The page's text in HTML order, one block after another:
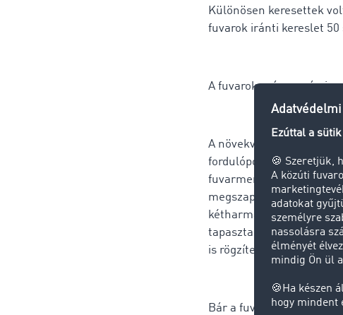
Különösen keresettek
fuvarok iránti kereslet 50
A fuvarok száma
A növekvő tendencia
fordulópontját, ami a
fuvarmennyiségek
megszaporodása
kétharmadával
tapasztaltunk hasonlót”
is rögzítenek naponta.
Bár a fuvarozók a